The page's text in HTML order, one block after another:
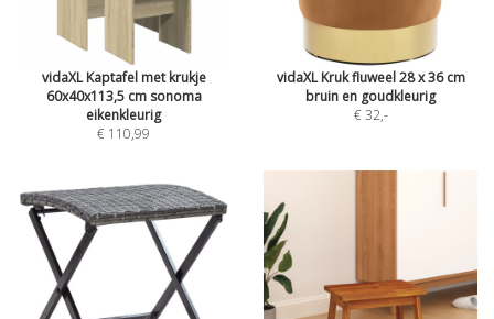
vidaXL Kaptafel met krukje
60x40x113,5 cm sonoma
eikenkleurig
€ 110,99
vidaXL Kruk fluweel 28 x 36 cm
bruin en goudkleurig
€ 32,-